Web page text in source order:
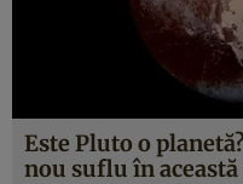
Este Pluto o
nou suflu în această